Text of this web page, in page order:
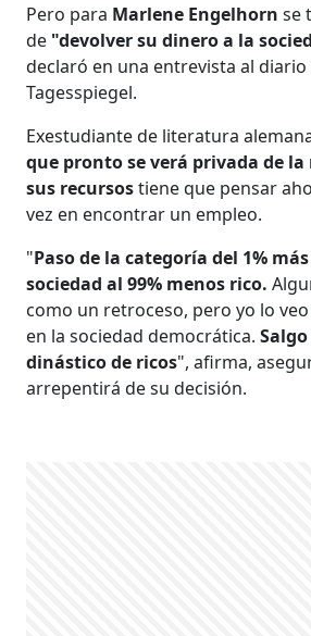
Pero para Marlene Engelhorn se
de "devolver su dinero a la
declaró en una entrevista al
Tagesspiegel.
Exestudiante de literatura
que pronto se verá privada de
sus recursostiene que pensar
vez en encontrar un empleo.
"Paso de la categoría del 1%
sociedad al 99% menos rico.
como un retroceso, pero yo lo
en la sociedad democrática.
dinástico de ricos", afirma,
arrepentirá de su decisión.